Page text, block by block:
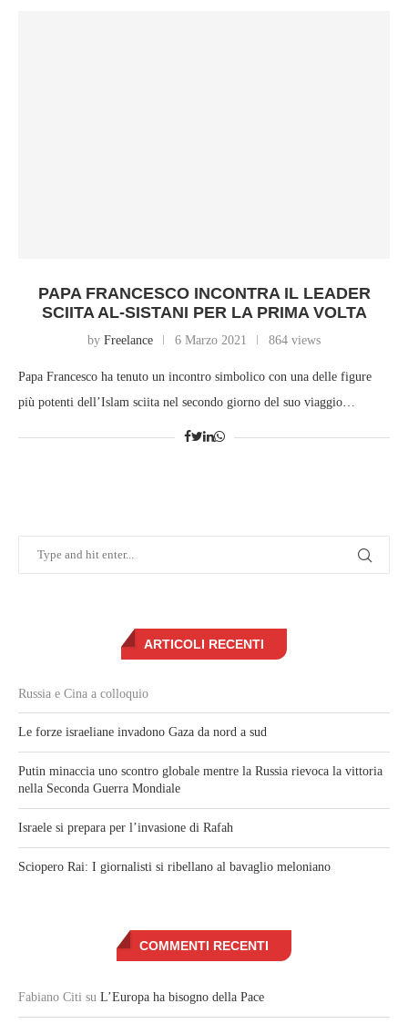
PAPA FRANCESCO INCONTRA IL LEADER
SCIITA AL-SISTANI PER LA PRIMA VOLTA
by Freelance 6 Marzo 2021 864 views
Papa Francesco ha tenuto un incontro simbolico con una delle figure
più potenti dell’Islam sciita nel secondo giorno del suo viaggio…
ARTICOLI RECENTI
Russia e Cina a colloquio
Le forze israeliane invadono Gaza da nord a sud
Putin minaccia uno scontro globale mentre la Russia rievoca la vittoria
nella Seconda Guerra Mondiale
Israele si prepara per l’invasione di Rafah
Sciopero Rai: I giornalisti si ribellano al bavaglio meloniano
COMMENTI RECENTI
Fabiano Citi su L’Europa ha bisogno della Pace